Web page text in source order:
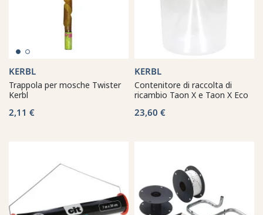
KERBL
Trappola per mosche Twister
Kerbl
2,11 €
KERBL
Contenitore di raccolta di
ricambio Taon X e Taon X Eco
23,60 €